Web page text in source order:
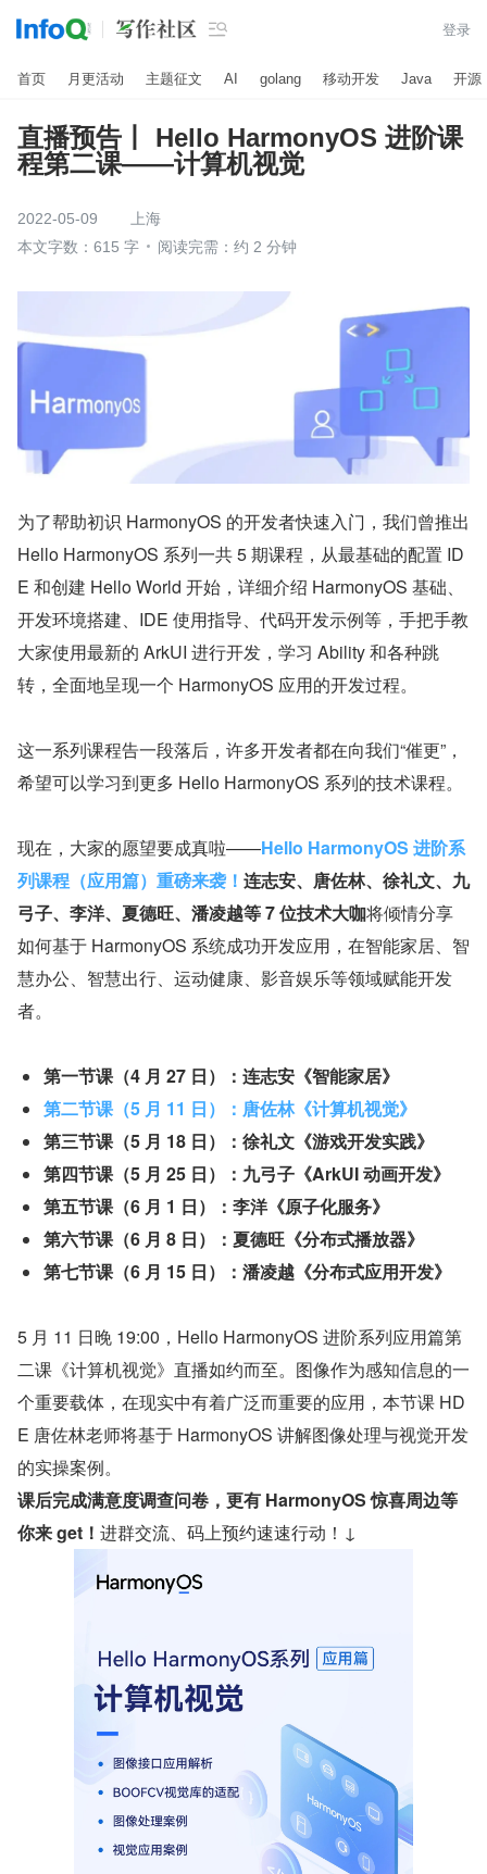
 登录
首页 月更活动 主题征文 AI golang 移动开发 Java 开源
直播预告丨 Hello HarmonyOS 进阶课
程第二课——计算机视觉
2022-05-09
上海
本文字数：615 字
阅读完需：约 2 分钟
为了帮助初识 HarmonyOS 的开发者快速入门，我们曾推出
Hello HarmonyOS 系列一共 5 期课程，从最基础的配置 ID
E 和创建 Hello World 开始，详细介绍 HarmonyOS 基础、
开发环境搭建、IDE 使用指导、代码开发示例等，手把手教
大家使用最新的 ArkUI 进行开发，学习 Ability 和各种跳
转，全面地呈现一个 HarmonyOS 应用的开发过程。
这一系列课程告一段落后，许多开发者都在向我们“催更”，
希望可以学习到更多 Hello HarmonyOS 系列的技术课程。
现在，大家的愿望要成真啦——Hello HarmonyOS 进阶系
列课程（应用篇）重磅来袭！ 连志安、唐佐林、徐礼文、九
弓子、李洋、夏德旺、潘凌越等 7 位技术大咖将倾情分享
如何基于 HarmonyOS 系统成功开发应用，在智能家居、智
慧办公、智慧出行、运动健康、影音娱乐等领域赋能开发
者。
第一节课（4 月 27 日）：连志安《智能家居》
第二节课（5 月 11 日）：唐佐林《计算机视觉》
第三节课（5 月 18 日）：徐礼文《游戏开发实践》
第四节课（5 月 25 日）：九弓子《ArkUI 动画开发》
第五节课（6 月 1 日）：李洋《原子化服务》
第六节课（6 月 8 日）：夏德旺《分布式播放器》
第七节课（6 月 15 日）：潘凌越《分布式应用开发》
5 月 11 日晚 19:00，Hello HarmonyOS 进阶系列应用篇第
二课《计算机视觉》直播如约而至。图像作为感知信息的一
个重要载体，在现实中有着广泛而重要的应用，本节课 HD
E 唐佐林老师将基于 HarmonyOS 讲解图像处理与视觉开发
的实操案例。
课后完成满意度调查问卷，更有 HarmonyOS 惊喜周边等
你来 get！ 进群交流、码上预约速速行动！↓